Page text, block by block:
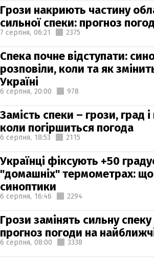
Грози накриють частину
сильної спеки: прогноз
7 серпня, 06:21 2375
Спека почне відступати:
розповіли, коли та як
Україні
6 серпня, 20:00 978
Замість спеки – грози, град
коли погіршиться погода
6 серпня, 18:53 2115
Українці фіксують +50
"домашніх" термометрах:
синоптики
6 серпня, 16:46 2294
Грози замінять сильну
прогноз погоди на
6 серпня, 08:00 3338